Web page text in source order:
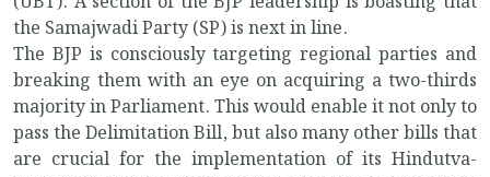
the Samajwadi Party (SP) is next in line.
The BJP is consciously targeting regional parties and
breaking them with an eye on acquiring a two-thirds
majority in Parliament. This would enable it not only to
pass the Delimitation Bill, but also many other bills that
are crucial for the implementation of its Hindutva-